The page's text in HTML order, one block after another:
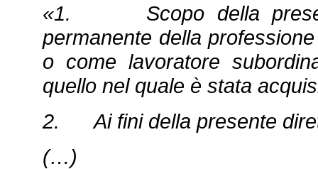
«1. Scopo della
permanente della
o come lavoratore
quello nel quale è stata
2. Ai fini della presente
(…)